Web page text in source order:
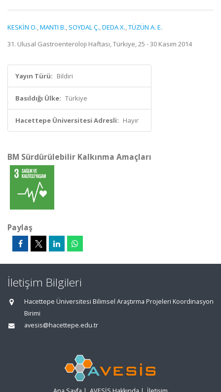
KESKİN O.,MANTI B., SOYDAL Ç.,DEDA X.,TÜZÜN A. E.
31. Ulusal Gastroenteroloji Haftası, Türkiye, 25 - 30 Kasım 2014
Yayın Türü: Bildiri
Basıldığı Ülke: Türkiye
Hacettepe Üniversitesi Adresli: Hayır
BM Sürdürülebilir Kalkınma Amaçları
Paylaş
İletişim Bilgileri
Hacettepe Üniversitesi Bilimsel Araştırma Projeleri Koordinasyon
Birimi
avesis@hacettepe.edu.tr